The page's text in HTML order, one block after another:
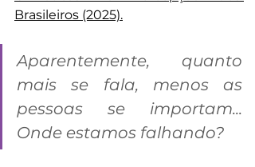
Brasileiros (2025).
Aparentemente, quanto
mais se fala, menos as
pessoas se importam...
Onde estamos falhando?